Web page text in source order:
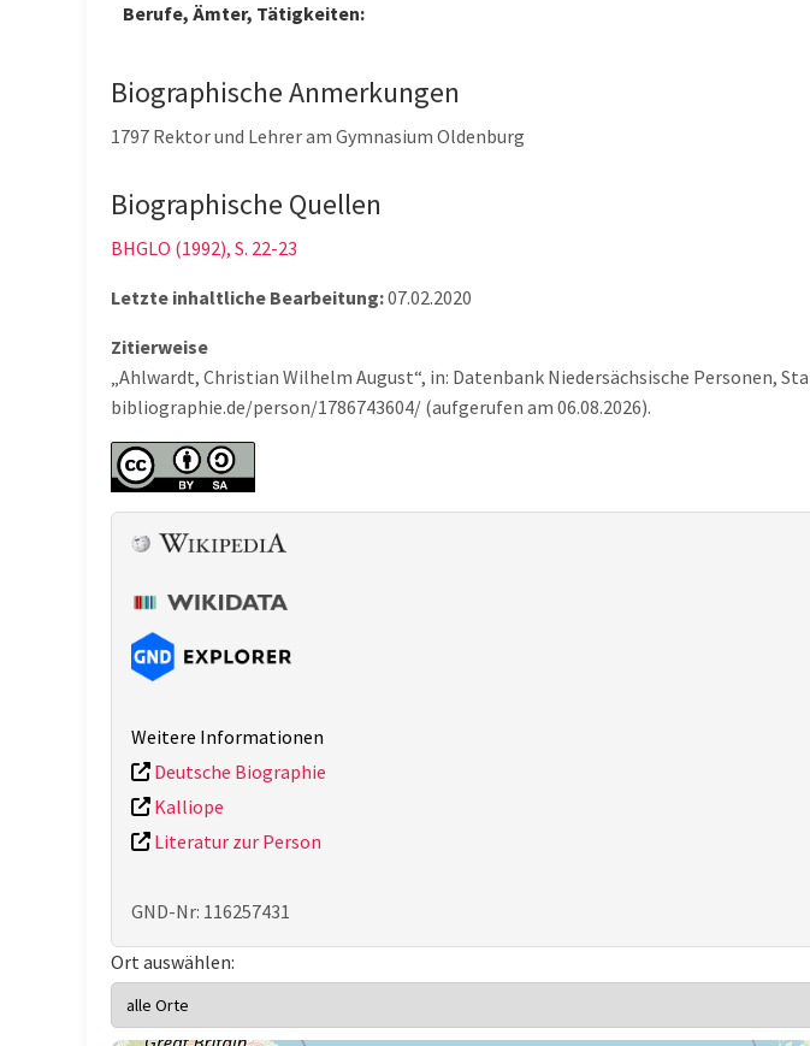
Berufe, Ämter, Tätigkeiten:
Biographische Anmerkungen
1797 Rektor und Lehrer am Gymnasium Oldenburg
Biographische Quellen
BHGLO (1992), S. 22-23
Letzte inhaltliche Bearbeitung:07.02.2020
Zitierweise
„Ahlwardt, Christian Wilhelm August“, in: Datenbank Niedersächsische Personen,
bibliographie.de/person/1786743604/ (aufgerufen am 06.08.2026).
Weitere Informationen
Deutsche Biographie
Kalliope
Literatur zur Person
GND-Nr: 116257431
Ort auswählen: